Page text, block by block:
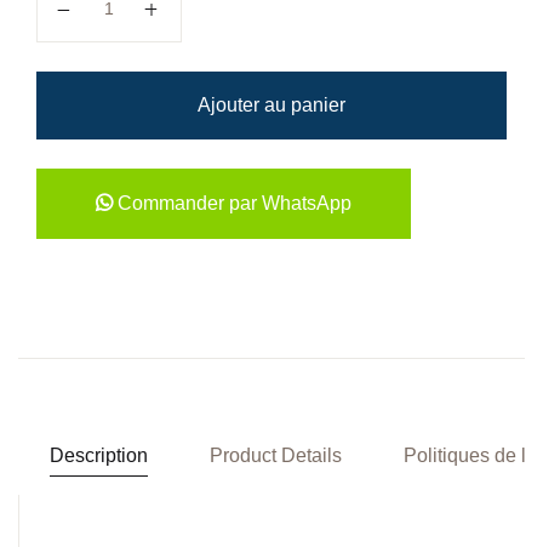
Ajouter au panier
Commander par WhatsApp
Description Product Details Politiques de la